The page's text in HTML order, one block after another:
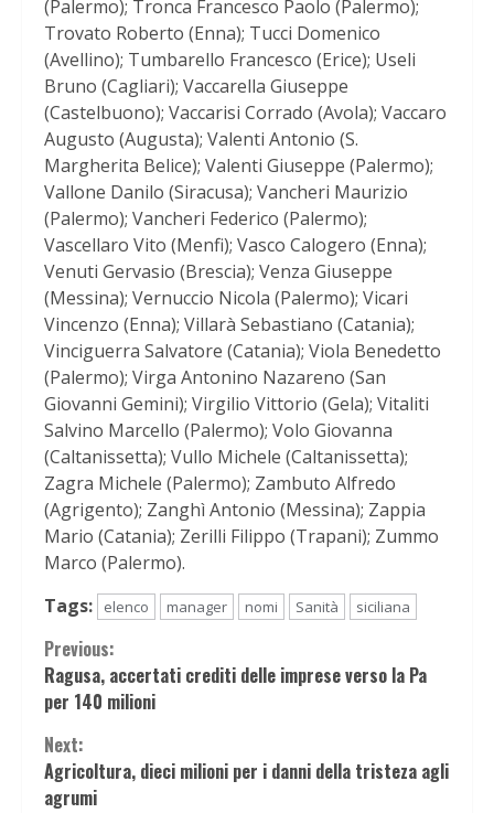
Tags: elenco manager nomi Sanità siciliana
Continue
Reading
Previous:
Ragusa, accertati crediti delle imprese verso la Pa
per 140 milioni
Next:
Agricoltura, dieci milioni per i danni della tristeza agli
agrumi